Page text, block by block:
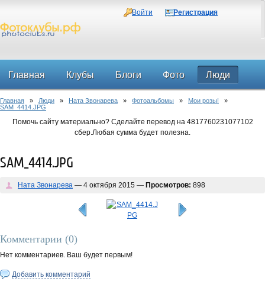
Войти Регистрация
Главная Клубы Блоги Фото Люди
Форум
Главная » Люди » Ната Звонарева » Фотоальбомы » Мои розы! »
SAM_4414.JPG
Помочь сайту материально? Сделайте перевод на 4817760231077102
сбер.Любая сумма будет полезна.
SAM_4414.JPG
Ната Звонарева — 4 октября 2015 — Просмотров: 898
Комментарии (0)
Нет комментариев. Ваш будет первым!
Добавить комментарий